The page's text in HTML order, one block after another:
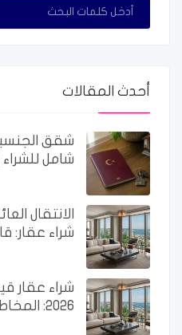
أحدث المقالات
شامل للشراء
الانتقال
شراء عقار:
شراء عقار
2026: المخاطر والأسئلة قبل الحجز